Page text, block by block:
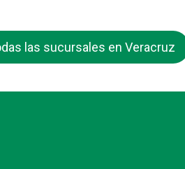
las sucursales en Veracruz